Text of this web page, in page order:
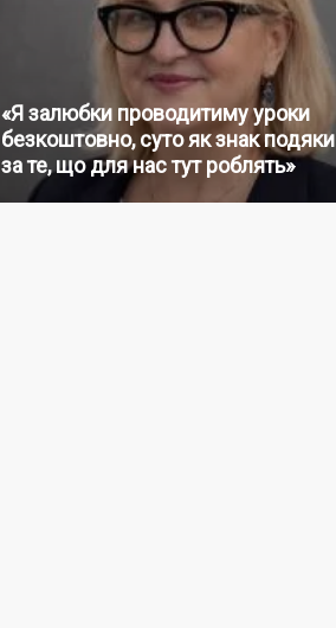
«Я залюбки проводитиму уроки
безкоштовно, суто як знак подяки
за те, що для нас тут роблять»